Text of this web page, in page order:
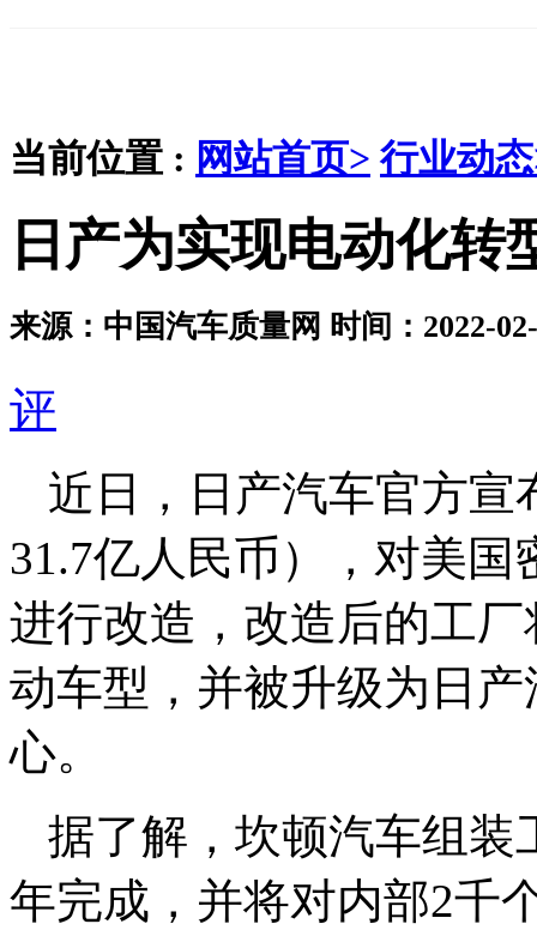
当前位置 : 网站首页> 行业动
日产为实现电动化转
来源：中国汽车质量网 时间：2022-
评
近日，日产汽车官方宣
31.7亿人民币），对美
进行改造，改造后的工
动车型，并被升级为日
心。
据了解，坎顿汽车组装
年完成，并将对内部2千